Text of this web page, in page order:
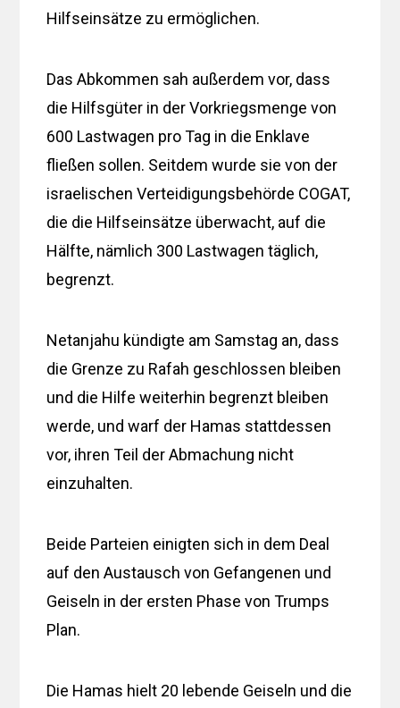
Hilfseinsätze zu ermöglichen.
Das Abkommen sah außerdem vor, dass
die Hilfsgüter in der Vorkriegsmenge von
600 Lastwagen pro Tag in die Enklave
fließen sollen. Seitdem wurde sie von der
israelischen Verteidigungsbehörde COGAT,
die die Hilfseinsätze überwacht, auf die
Hälfte, nämlich 300 Lastwagen täglich,
begrenzt.
Netanjahu kündigte am Samstag an, dass
die Grenze zu Rafah geschlossen bleiben
und die Hilfe weiterhin begrenzt bleiben
werde, und warf der Hamas stattdessen
vor, ihren Teil der Abmachung nicht
einzuhalten.
Beide Parteien einigten sich in dem Deal
auf den Austausch von Gefangenen und
Geiseln in der ersten Phase von Trumps
Plan.
Die Hamas hielt 20 lebende Geiseln und die